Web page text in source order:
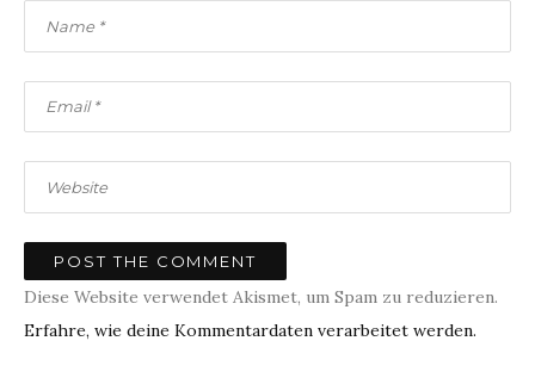
Diese Website verwendet Akismet, um Spam zu reduzieren.
Erfahre, wie deine Kommentardaten verarbeitet werden.